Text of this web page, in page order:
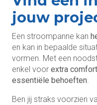
jouw
Een stroompanne kan
en kan in bepaalde
vormen. Met een
enkel voor extra comfort
essentiële behoeften.
Ben jij straks voorzien